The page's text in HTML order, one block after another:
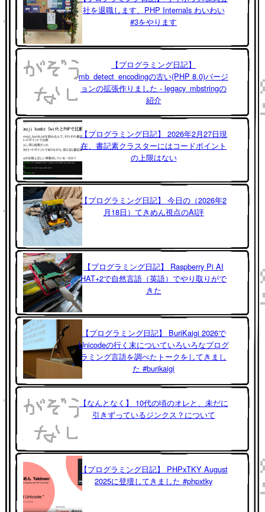
社を退職します、PHP Internals わいわい
#3をやります
【プログラミング日記】
mb_detect_encodingの古い(PHP 8.0)バージ
ョンの拡張作りました - legacy_mbstringの
紹介
【プログラミング日記】 2026年2月27日現
在、書記素クラスターにはコードポイント
の上限はない
【プログラミング日記】 今日の（2026年2
月18日）てきめん視点のAI評
【プログラミング日記】 Raspberry Pi AI
HAT+2で自然言語（英語）でやり取りがで
きた
【プログラミング日記】 BuriKaigi 2026で
Unicodeの行く末についていろいろなプログ
ラミング言語を調べたトークをしてきまし
た #burikaigi
【なんとなく】 10代の頃のオレと、未だに
引きずっているジンクス？について
【プログラミング日記】 PHPxTKY August
2025に登壇してきました #phpxtky